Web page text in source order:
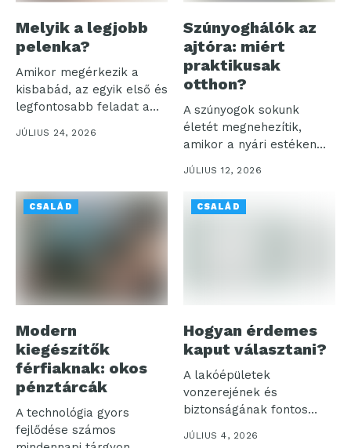
Melyik a legjobb
pelenka?
Amikor megérkezik a
kisbabád, az egyik első és
legfontosabb feladat a
megfelelő...
JÚLIUS 24, 2026
Szúnyoghálók az
ajtóra: miért
praktikusak
otthon?
A szúnyogok sokunk
életét megnehezítik,
amikor a nyári estéken
akarjuk élvezni a...
JÚLIUS 12, 2026
CSALÁD
Modern
kiegészítők
férfiaknak: okos
pénztárcák
A technológia gyors
fejlődése számos
CSALÁD
Hogyan érdemes
kaput választani?
A lakóépületek
vonzerejének és
biztonságának fontos
eleme a kapu. Hiszen
első látásra...
JÚLIUS 4, 2026